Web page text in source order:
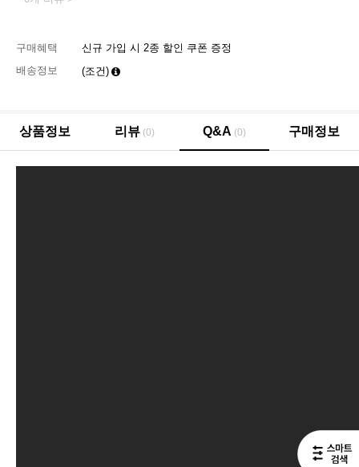
구매혜택
신규 가입 시 2종 할인 쿠폰 증정
배송정보
(조건)
상품정보 리뷰 (0) Q&A (0) 구매정보